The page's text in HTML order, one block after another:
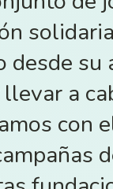
desde su
a
con